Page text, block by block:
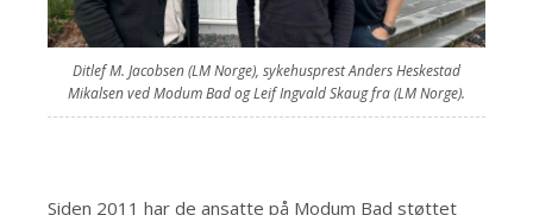
Ditlef M. Jacobsen (LM Norge), sykehusprest Anders Heskestad
Mikalsen ved Modum Bad og Leif Ingvald Skaug fra (LM Norge).
Siden 2011 har de ansatte på Modum Bad støttet